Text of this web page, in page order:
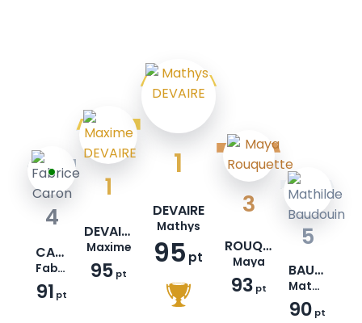
1
DEVAIRE
Mathys
95 pt
1
DEVAIRE
Maxime
95 pt
3
ROUQUETTE
Maya
93 pt
4
CARON
Fabrice
91 pt
5
BAUDOUIN
Mathilde
90 pt